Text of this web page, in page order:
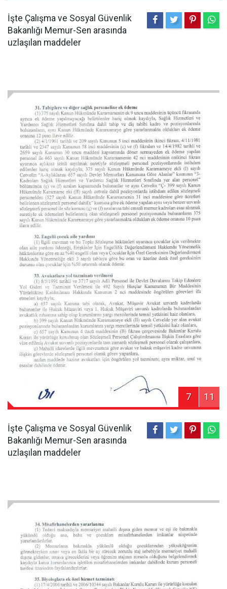
İşte Çalışma ve Sosyal Güvenlik
Bakanlığı Memur-Sen arasında
uzlaşılan maddeler
7 11
İşte Çalışma ve Sosyal Güvenlik
Bakanlığı Memur-Sen arasında
uzlaşılan maddeler